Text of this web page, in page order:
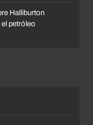
Halliburton
petróleo